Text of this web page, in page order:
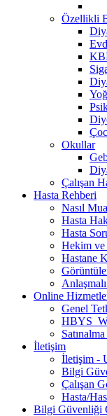
Özellikli
Okullar
Çalışan
Hasta Rehberi
Nasıl
Hasta
Hasta
Hekim ve
Hastane
Online
Genel
İletişim
İletişim -
Bilgi
Çalışan
Hasta/
Bilgi Güvenliği